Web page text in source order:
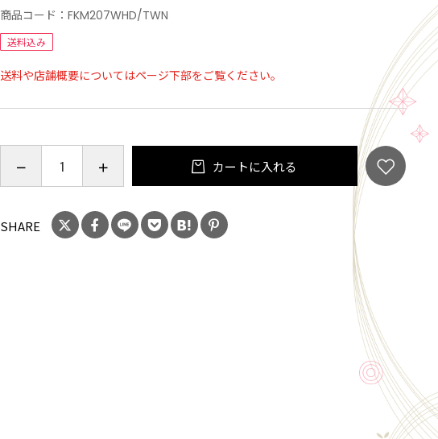
のでご持参ください。
商品コード：FKM207WHD/TWN
送料込み
送料や店舗概要についてはページ下部をご覧ください。
カートに入れる
SHARE